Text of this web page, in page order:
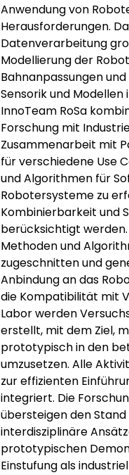
Anwendung von
Herausforderungen.
Datenverarbeitung
Modellierung der
Bahnanpassungen
Sensorik und
InnoTeam RoSa
Forschung mit
Zusammenarbeit mit
für verschiedene Use
und Algorithmen für
Robotersysteme zu
Kombinierbarkeit und
berücksichtigt
Methoden und
zugeschnitten und
Anbindung an das
die Kompatibilität mit
Labor werden
erstellt, mit dem Ziel,
prototypisch in den
umzusetzen. Alle
zur effizienten
integriert. Die
übersteigen den
interdisziplinäre
prototypischen
Einstufung als